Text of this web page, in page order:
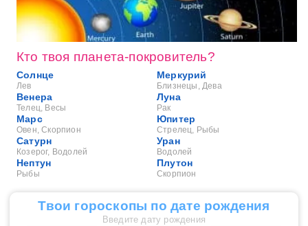
Кто твоя планета-покровитель?
Солнце
Лев
Меркурий
Близнецы, Дева
Венера
Телец, Весы
Луна
Рак
Марс
Овен, Скорпион
Юпитер
Стрелец, Рыбы
Сатурн
Козерог, Водолей
Уран
Водолей
Нептун
Рыбы
Плутон
Скорпион
Твои гороскопы по дате рождения
Введите дату рождения